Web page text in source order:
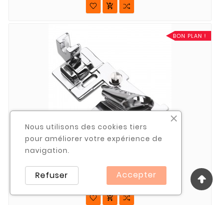

BON PLAN !
Pied Pose Biais PFAFF 820245096
12,00 €

Nous utilisons des cookies tiers
pour améliorer votre expérience de
navigation.
Accepter
Refuser